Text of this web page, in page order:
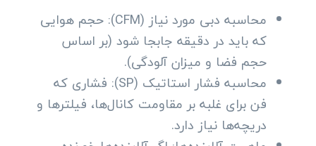
محاسبه دبی مورد نیاز (CFM): حجم هوایی
که باید در دقیقه جابجا شود (بر اساس
حجم فضا و میزان آلودگی).
محاسبه فشار استاتیک (SP): فشاری که
فن برای غلبه بر مقاومت کانال‌ها، فیلترها و
دریچه‌ها نیاز دارد.